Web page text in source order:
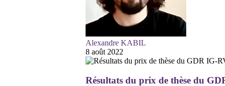
Alexandre KABIL
8 août 2022
Résultats du prix de thèse du